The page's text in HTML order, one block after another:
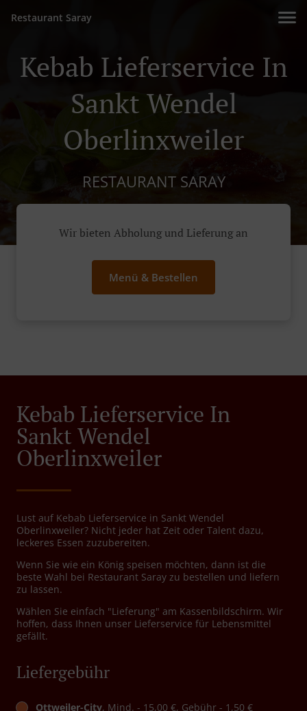
Restaurant Saray
Kebab Lieferservice In
Sankt Wendel
Oberlinxweiler
RESTAURANT SARAY
Wir bieten Abholung und Lieferung an
Menü & Bestellen
Kebab Lieferservice In
Sankt Wendel
Oberlinxweiler
Lust auf Kebab Lieferservice in Sankt Wendel
Oberlinxweiler? Nicht jeder hat Zeit oder Talent dazu,
leckeres Essen zuzubereiten.
Wenn Sie wie ein König speisen möchten, dann ist die
beste Wahl bei Restaurant Saray zu bestellen und liefern
zu lassen.
Wählen Sie einfach "Lieferung" am Kassenbildschirm. Wir
hoffen, dass Ihnen unser Lieferservice für Lebensmittel
gefällt.
Liefergebühr
Ottweiler-City, Mind. - 15,00 €, Gebühr - 1,50 €